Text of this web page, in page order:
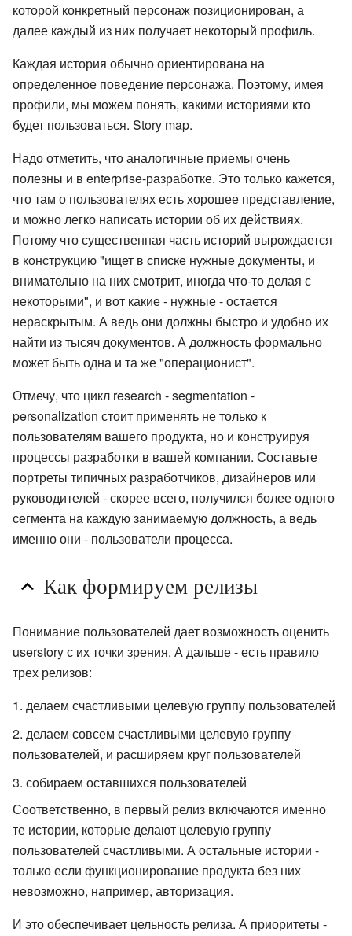
которой конкретный персонаж позиционирован, а
далее каждый из них получает некоторый профиль.
Каждая история обычно ориентирована на
определенное поведение персонажа. Поэтому, имея
профили, мы можем понять, какими историями кто
будет пользоваться. Story map.
Надо отметить, что аналогичные приемы очень
полезны и в enterprise-разработке. Это только кажется,
что там о пользователях есть хорошее представление,
и можно легко написать истории об их действиях.
Потому что существенная часть историй вырождается
в конструкцию "ищет в списке нужные документы, и
внимательно на них смотрит, иногда что-то делая с
некоторыми", и вот какие - нужные - остается
нераскрытым. А ведь они должны быстро и удобно их
найти из тысяч документов. А должность формально
может быть одна и та же "операционист".
Отмечу, что цикл research - segmentation -
personalization стоит применять не только к
пользователям вашего продукта, но и конструируя
процессы разработки в вашей компании. Составьте
портреты типичных разработчиков, дизайнеров или
руководителей - скорее всего, получился более одного
сегмента на каждую занимаемую должность, а ведь
именно они - пользователи процесса.
Как формируем релизы
Понимание пользователей дает возможность оценить
userstory с их точки зрения. А дальше - есть правило
трех релизов:
делаем счастливыми целевую группу пользователей
делаем совсем счастливыми целевую группу
пользователей, и расширяем круг пользователей
собираем оставшихся пользователей
Соответственно, в первый релиз включаются именно
те истории, которые делают целевую группу
пользователей счастливыми. А остальные истории -
только если функционирование продукта без них
невозможно, например, авторизация.
И это обеспечивает цельность релиза. А приоритеты -